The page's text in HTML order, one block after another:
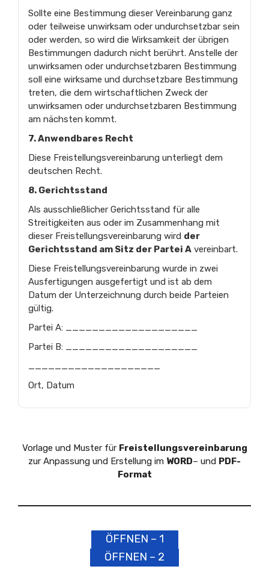
Sollte eine Bestimmung dieser Vereinbarung ganz
oder teilweise unwirksam oder undurchsetzbar sein
oder werden, so wird die Wirksamkeit der übrigen
Bestimmungen dadurch nicht berührt. Anstelle der
unwirksamen oder undurchsetzbaren Bestimmung
soll eine wirksame und durchsetzbare Bestimmung
treten, die dem wirtschaftlichen Zweck der
unwirksamen oder undurchsetzbaren Bestimmung
am nächsten kommt.
7. Anwendbares Recht
Diese Freistellungsvereinbarung unterliegt dem
deutschen Recht.
8. Gerichtsstand
Als ausschließlicher Gerichtsstand für alle
Streitigkeiten aus oder im Zusammenhang mit
dieser Freistellungsvereinbarung wird der
Gerichtsstand am Sitz der Partei A vereinbart.
Diese Freistellungsvereinbarung wurde in zwei
Ausfertigungen ausgefertigt und ist ab dem
Datum der Unterzeichnung durch beide Parteien
gültig.
Partei A: ____________________
Partei B: ____________________
____________________
Ort, Datum
Vorlage und Muster für Freistellungsvereinbarung
zur Anpassung und Erstellung im WORD– und PDF-
Format
ÖFFNEN – 1
ÖFFNEN – 2